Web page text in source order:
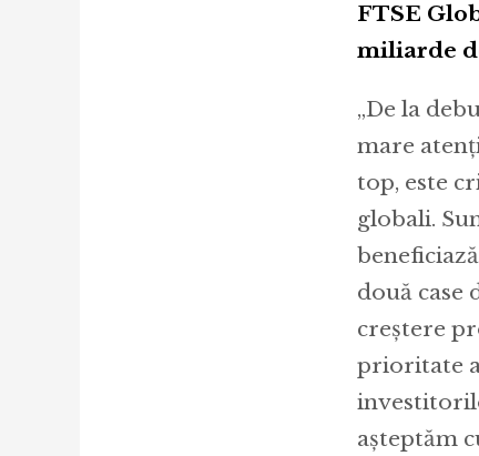
FTSE
miliarde
„De la
mare
top, este
globali.
două case
creștere
prioritate
așteptăm